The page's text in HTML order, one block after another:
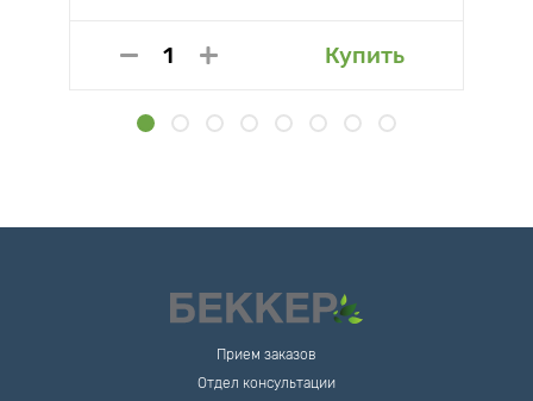
Купить
Прием заказов
Отдел консультации